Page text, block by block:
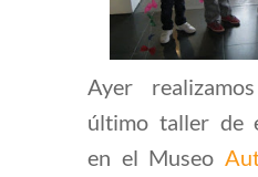
Ayer
último taller de
en el Museo